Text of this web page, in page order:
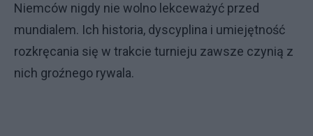
Niemców nigdy nie wolno lekceważyć przed
mundialem. Ich historia, dyscyplina i umiejętność
rozkręcania się w trakcie turnieju zawsze czynią z
nich groźnego rywala.